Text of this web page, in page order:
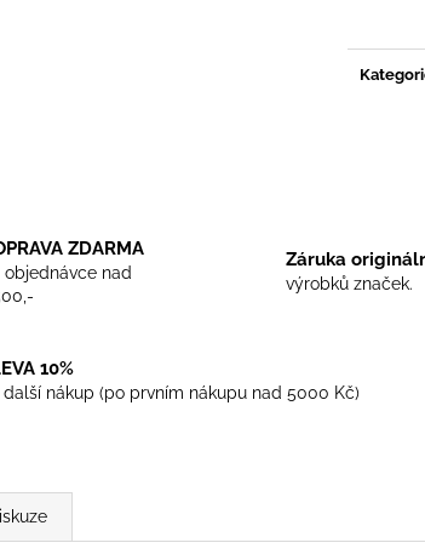
ZDARMA
objednávce nad
Záruka
výrobků značek.
10%
další nákup (po prvním nákupu nad 5000 Kč)
TRIKO